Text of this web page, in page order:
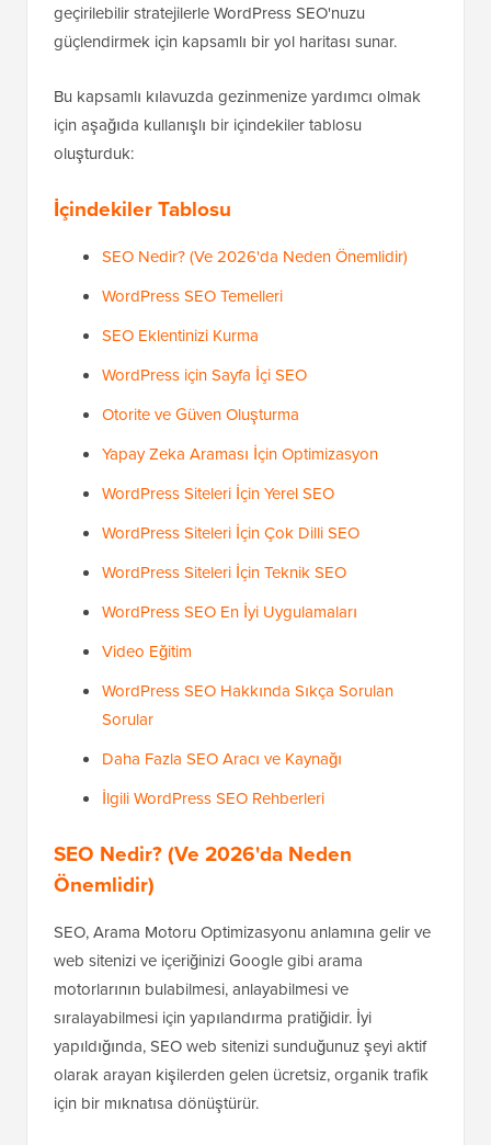
geçirilebilir stratejilerle WordPress SEO'nuzu
güçlendirmek için kapsamlı bir yol haritası sunar.
Bu kapsamlı kılavuzda gezinmenize yardımcı olmak
için aşağıda kullanışlı bir içindekiler tablosu
oluşturduk:
İçindekiler Tablosu
SEO Nedir? (Ve 2026'da Neden Önemlidir)
WordPress SEO Temelleri
SEO Eklentinizi Kurma
WordPress için Sayfa İçi SEO
Otorite ve Güven Oluşturma
Yapay Zeka Araması İçin Optimizasyon
WordPress Siteleri İçin Yerel SEO
WordPress Siteleri İçin Çok Dilli SEO
WordPress Siteleri İçin Teknik SEO
WordPress SEO En İyi Uygulamaları
Video Eğitim
WordPress SEO Hakkında Sıkça Sorulan
Sorular
Daha Fazla SEO Aracı ve Kaynağı
İlgili WordPress SEO Rehberleri
SEO Nedir? (Ve 2026'da Neden
Önemlidir)
SEO, Arama Motoru Optimizasyonu anlamına gelir ve
web sitenizi ve içeriğinizi Google gibi arama
motorlarının bulabilmesi, anlayabilmesi ve
sıralayabilmesi için yapılandırma pratiğidir. İyi
yapıldığında, SEO web sitenizi sunduğunuz şeyi aktif
olarak arayan kişilerden gelen ücretsiz, organik trafik
için bir mıknatısa dönüştürür.